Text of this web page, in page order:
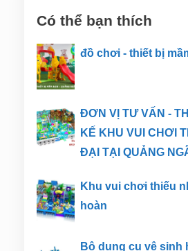
Có thể bạn thích
đồ chơi - thiết bị
ĐƠN VỊ TƯ VẤN -
KẾ KHU VUI CHƠI
ĐẠI TẠI QUẢNG
Khu vui chơi thiếu
hoàn
Bộ dụng cụ vệ sinh